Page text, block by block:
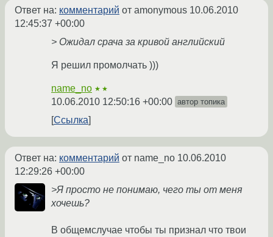
Ответ на: комментарий от amonymous 10.06.2010
12:45:37 +00:00
> Ожидал срача за кривой английский
Я решил промолчать )))
name_no ★★
10.06.2010 12:50:16 +00:00 автор топика
Ссылка
Ответ на: комментарий от name_no 10.06.2010
12:29:26 +00:00
>Я просто не понимаю, чего ты от меня
хочешь?
В общемслучае чтобы ты признал что твои